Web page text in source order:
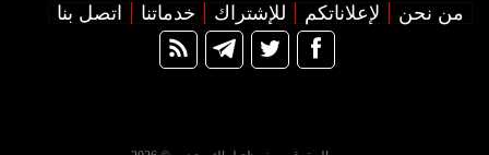
من نحن لإعلاناتكم للإشتراك خدماتنا اتصل بنا